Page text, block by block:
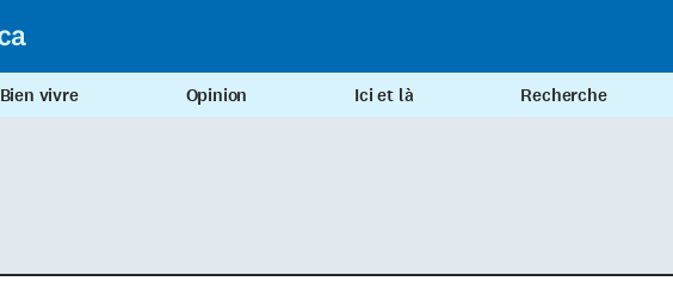
Bien vivre Opinion Ici et là Recherche